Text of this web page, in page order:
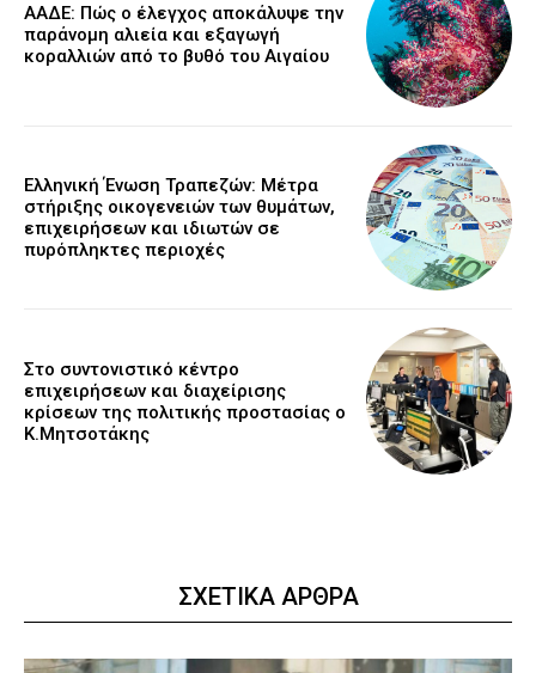
ΑΑΔΕ: Πώς ο έλεγχος αποκάλυψε την
παράνομη αλιεία και εξαγωγή
κοραλλιών από το βυθό του Αιγαίου
Ελληνική Ένωση Τραπεζών: Μέτρα
στήριξης οικογενειών των θυμάτων,
επιχειρήσεων και ιδιωτών σε
πυρόπληκτες περιοχές
Στο συντονιστικό κέντρο
επιχειρήσεων και διαχείρισης
κρίσεων της πολιτικής προστασίας ο
Κ.Μητσοτάκης
ΣΧΕΤΙΚΑ ΑΡΘΡΑ